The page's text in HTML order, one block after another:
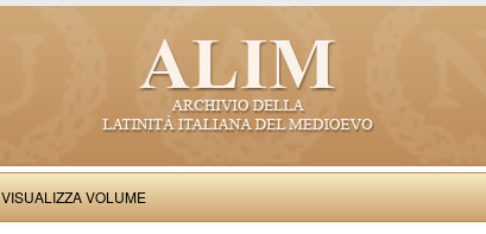
VISUALIZZA VOLUME